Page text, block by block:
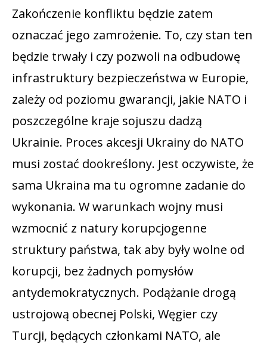
Zakończenie konfliktu będzie zatem
oznaczać jego zamrożenie. To, czy stan ten
będzie trwały i czy pozwoli na odbudowę
infrastruktury bezpieczeństwa w Europie,
zależy od poziomu gwarancji, jakie NATO i
poszczególne kraje sojuszu dadzą
Ukrainie. Proces akcesji Ukrainy do NATO
musi zostać dookreślony. Jest oczywiste, że
sama Ukraina ma tu ogromne zadanie do
wykonania. W warunkach wojny musi
wzmocnić z natury korupcjogenne
struktury państwa, tak aby były wolne od
korupcji, bez żadnych pomysłów
antydemokratycznych. Podążanie drogą
ustrojową obecnej Polski, Węgier czy
Turcji, będących członkami NATO, ale